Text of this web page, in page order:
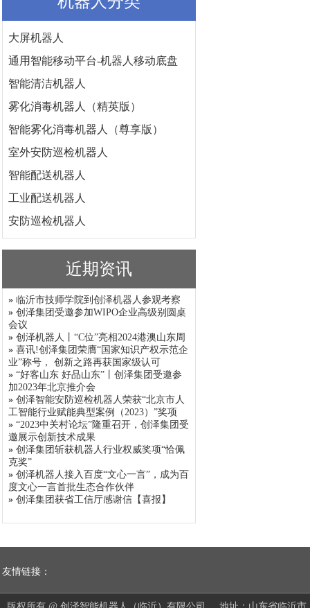
大屏机器人
通用智能移动平台-机器人移动底盘
智能清洁机器人
雾化消毒机器人（精英版）
智能雾化消毒机器人（尊享版）
室外安防巡检机器人
智能配送机器人
工业配送机器人
安防巡检机器人
近期资讯
» 临沂市技师学院到创泽机器人参观考察
» 创泽集团受邀参加WIPO企业高级别圆桌
会议
» 创泽机器人丨“C位”亮相2024港澳山东周
» 喜讯!创泽集团荣膺“国家知识产权示范企
业”称号， 创新之路再获国家级认可
» “好客山东 好品山东”丨创泽集团受邀参
加2023年北京推介会
» 创泽智能安防巡检机器人荣获“北京市人
工智能行业赋能典型案例（2023）”奖项
» “2023中关村论坛”隆重召开，创泽集团受
邀展示创新技术成果
» 创泽集团斩获机器人行业权威奖项“恰佩
克奖”
» 创泽机器人接入百度“文心一言”，成为百
度文心一言首批生态合作伙伴
» 创泽集团获省工信厅感谢信【喜报】
友情链接：